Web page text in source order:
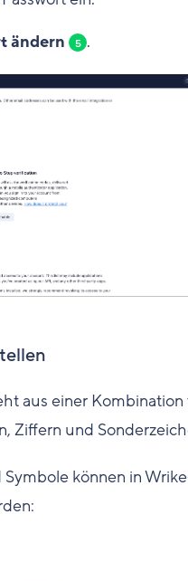
ändern 5 .
aus einer Kombination
Ziffern und
können in